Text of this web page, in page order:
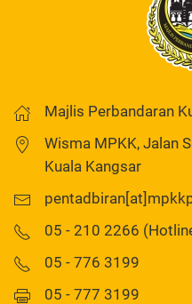
Majlis Perbandaran
Wisma MPKK, Jalan
Kuala Kangsar
05 - 210 2266
05 - 776 3199
05 - 777 3199